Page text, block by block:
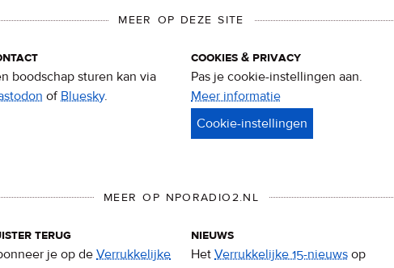
MEER OP DEZE SITE
boodschap sturen kan via
ofBluesky.
cookies & privacy
Pas je cookie-instellingen aan.
Meer informatie
&
MEER OP NPORADIO2.NL
terug
je op de Verrukkelijke
nieuws
Het Verrukkelijke 15-nieuws op